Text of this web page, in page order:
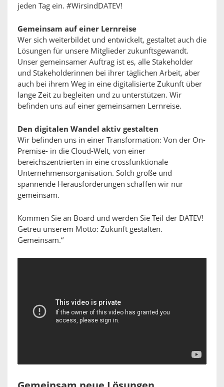
jeden Tag ein. #WirsindDATEV!
Gemeinsam auf einer Lernreise
Wer sich weiterbildet und entwickelt, gestaltet auch die
Lösungen für unsere Mitglieder zukunftsgewandt.
Unser gemeinsamer Auftrag ist es, alle Stakeholder
und Stakeholderinnen bei ihrer täglichen Arbeit, aber
auch bei ihrem Weg in eine digitalisierte Zukunft über
lange Zeit zu begleiten und zu unterstützen. Wir
befinden uns auf einer gemeinsamen Lernreise.
Den digitalen Wandel aktiv gestalten
Wir befinden uns in einer Transformation: Von der On-
Premise- in die Cloud-Welt, von einer
bereichszentrierten in eine crossfunktionale
Unternehmensorganisation. Solch große und
spannende Herausforderungen schaffen wir nur
gemeinsam.
Kommen Sie an Board und werden Sie Teil der DATEV!
Getreu unserem Motto: Zukunft gestalten.
Gemeinsam.“